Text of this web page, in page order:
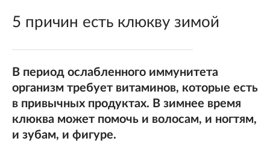
5 причин есть клюкву зимой
В период ослабленного иммунитета
организм требует витаминов, которые есть
в привычных продуктах. В зимнее время
клюква может помочь и волосам, и ногтям,
и зубам, и фигуре.